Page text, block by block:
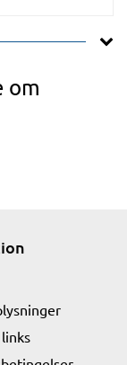
om